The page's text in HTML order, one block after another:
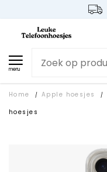
menu
Home / Apple hoesjes /
hoesjes